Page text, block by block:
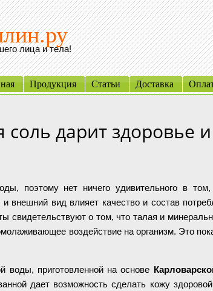
лица и тела!
Продукция Статьи Доставка
соль дарит здоровье и
поэтому нет ничего удивительного в
внешний вид влияет качество и состав
свидетельствуют о том, что талая и
воздействие на организм. Это
воды, приготовленной на основе
дает возможность сделать кожу